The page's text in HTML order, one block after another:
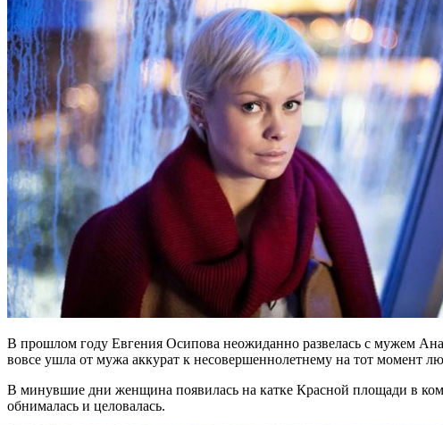
В прошлом году Евгения Осипова неожиданно развелась с мужем
вовсе ушла от мужа аккурат к несовершеннолетнему на тот момент
В минувшие дни женщина появилась на катке Красной площади в
обнималась и целовалась.